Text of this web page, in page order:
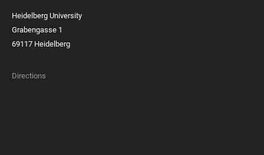
Heidelberg University
Grabengasse 1
69117 Heidelberg
Directions